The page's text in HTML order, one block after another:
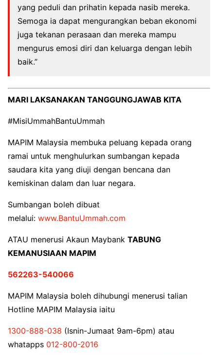
yang peduli dan prihatin kepada nasib mereka.
Semoga ia dapat mengurangkan beban ekonomi
juga tekanan perasaan dan mereka mampu
mengurus emosi diri dan keluarga dengan lebih
baik.”
MARI LAKSANAKAN TANGGUNGJAWAB KITA
#MisiUmmahBantuUmmah
MAPIM Malaysia membuka peluang kepada orang
ramai untuk menghulurkan sumbangan kepada
saudara kita yang diuji dengan bencana dan
kemiskinan dalam dan luar negara.
Sumbangan boleh dibuat
melalui: www.BantuUmmah.com
ATAU menerusi Akaun Maybank TABUNG
KEMANUSIAAN MAPIM
562263-540066
MAPIM Malaysia boleh dihubungi menerusi talian
Hotline MAPIM Malaysia iaitu
1300-888-038 (Isnin-Jumaat 9am-6pm) atau
whatapps 012-800-2016